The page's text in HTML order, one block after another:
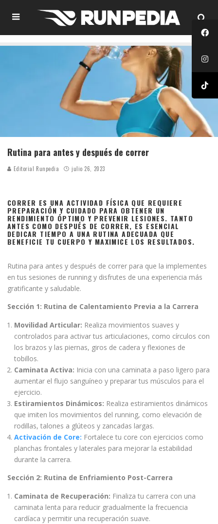
Rutina para antes y después de correr
Editorial Runpedia julio 26, 2023
CORRER ES UNA ACTIVIDAD FÍSICA QUE REQUIERE
PREPARACIÓN Y CUIDADO PARA OBTENER UN
RENDIMIENTO ÓPTIMO Y PREVENIR LESIONES. TANTO
ANTES COMO DESPUÉS DE CORRER, ES ESENCIAL
DEDICAR TIEMPO A UNA RUTINA ADECUADA QUE
BENEFICIE TU CUERPO Y MAXIMICE LOS RESULTADOS.
Rutina para antes y después de correr para que la implementes
en tus sesiones de running y disfrutes de una experiencia más
gratificante y saludable.
Sección 1: Rutina de Calentamiento Previa a la Carrera
Movilidad Articular: Realiza movimientos suaves y
controlados para activar tus articulaciones, como círculos con
los brazos y las piernas, giros de cadera y flexiones de
tobillos.
Caminata Activa: Inicia con una caminata a paso ligero para
aumentar el flujo sanguíneo y preparar tus músculos para el
ejercicio.
Estiramientos Dinámicos: Realiza estiramientos dinámicos
que imiten los movimientos del running, como elevación de
rodillas, talones a glúteos y zancadas largas.
Activación de Core: Fortalece tu core con ejercicios como
planchas frontales y laterales para mejorar la estabilidad
durante la carrera.
Sección 2: Rutina de Enfriamiento Post-Carrera
Caminata de Recuperación: Finaliza tu carrera con una
caminata lenta para reducir gradualmente la frecuencia
cardíaca y permitir una recuperación suave.